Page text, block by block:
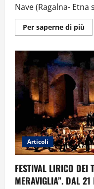
Nave (Ragalna-
Per saperne di più
VI
DI
–
LE
Articoli
FESTIVAL LIRICO
MERAVIGLIA”. DAL